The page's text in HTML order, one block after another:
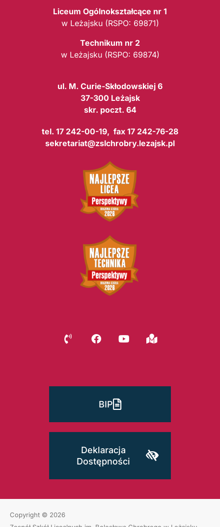
Liceum Ogólnokształcące nr 1
w Leżajsku (RSPO: 69871)
Technikum nr 2
w Leżajsku (RSPO: 69874)
ul. M. Curie-Skłodowskiej 6
37-300 Leżajsk
skr. poczt. 64
tel. 17 242-00-19, fax 17 242-76-28
sekretariat@zslchrobry.lezajsk.pl
BIP
Deklaracja
Dostępności
Copyright © 2026